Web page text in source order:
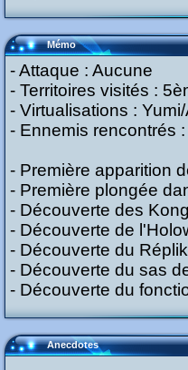
Mémo
- Attaque : Aucune
- Territoires visités :
- Virtualisations :
- Ennemis rencontrés
- Première apparition
- Première plongée
- Découverte des
- Découverte de
- Découverte du
- Découverte du sas
- Découverte du
Anecdotes